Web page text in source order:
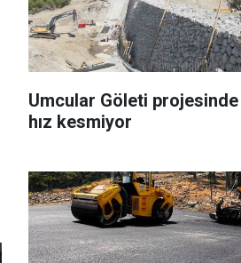
Umcular Göleti projesinde
hız kesmiyor